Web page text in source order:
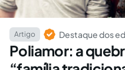
Artigo Destaque dos
Poliamor: a